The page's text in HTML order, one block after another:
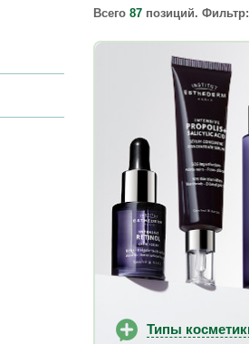
Всего 87 позиций. Фильтр:
Типы